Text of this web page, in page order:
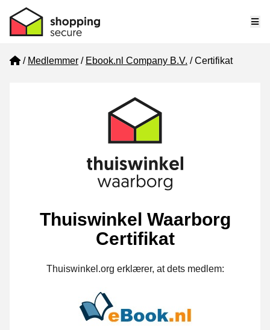
Home
Medlemmer Ebook.nl Company B.V. Certifikat
Thuiswinkel Waarborg
Certifikat
Thuiswinkel.org erklærer, at dets medlem: